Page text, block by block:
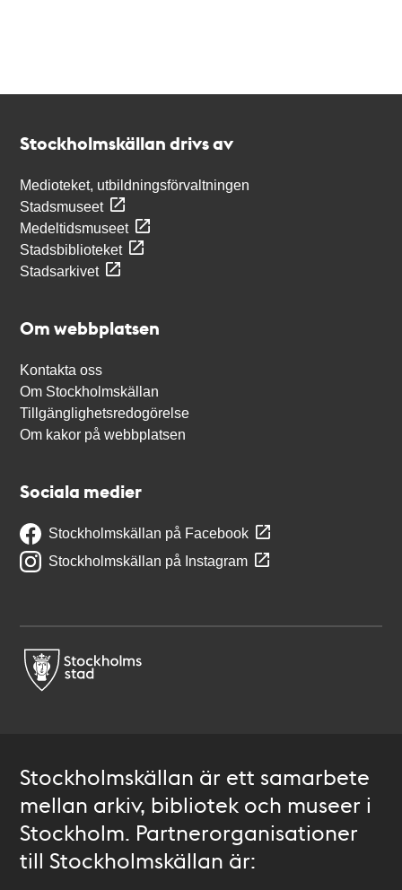
Stockholmskällan drivs av
Medioteket, utbildningsförvaltningen
Stadsmuseet
Medeltidsmuseet
Stadsbiblioteket
Stadsarkivet
Om webbplatsen
Kontakta oss
Om Stockholmskällan
Tillgänglighetsredogörelse
Om kakor på webbplatsen
Sociala medier
Stockholmskällan på Facebook
Stockholmskällan på Instagram
Stockholmskällan är ett samarbete
mellan arkiv, bibliotek och museer i
Stockholm. Partnerorganisationer
till Stockholmskällan är: